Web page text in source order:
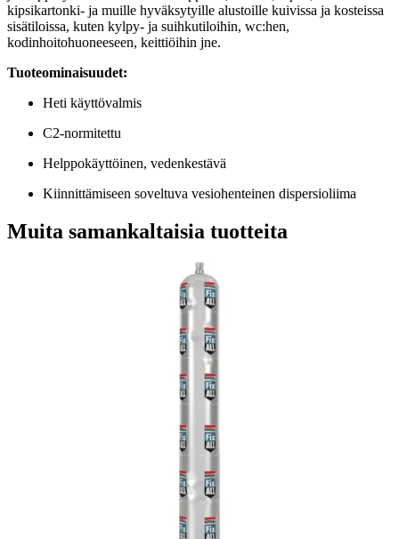
kipsikartonki- ja muille hyväksytyille alustoille kuivissa ja kosteissa
sisätiloissa, kuten kylpy- ja suihkutiloihin, wc:hen,
kodinhoitohuoneeseen, keittiöihin jne.
Tuoteominaisuudet:
Heti käyttövalmis
C2-normitettu
Helppokäyttöinen, vedenkestävä
Kiinnittämiseen soveltuva vesiohenteinen dispersioliima
Muita samankaltaisia tuotteita